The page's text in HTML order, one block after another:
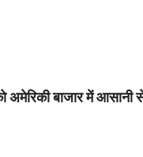
अमेरिकी बाजार में आसानी